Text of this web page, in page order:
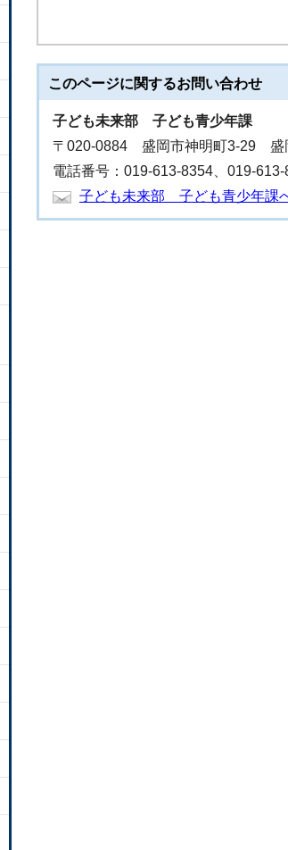
このページに関するお問い合わせ
子ども未来部 子ども青少年課
〒020-0884 盛岡市神明町3-29 盛
電話番号：019-613-8354、019-
子ども未来部 子ども青少年課